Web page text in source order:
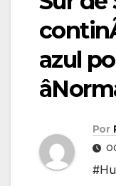
azul
Por